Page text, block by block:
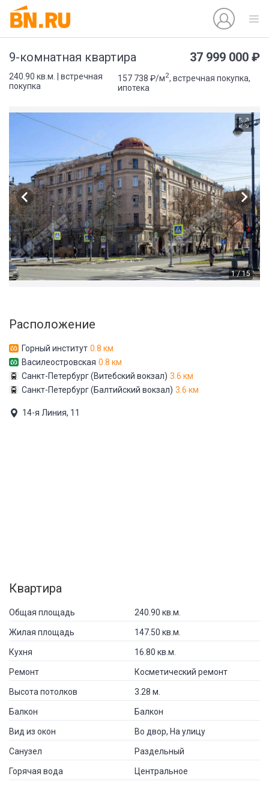
9-комнатная квартира 37 999 000 ₽
240.90 кв.м. | встречная
покупка
157 738 ₽/м2, встречная покупка,
ипотека
1 / 15
Расположение
Горный институт 0.8 км
Василеостровская 0.8 км
Санкт-Петербург (Витебский вокзал) 3.6 км
Санкт-Петербург (Балтийский вокзал) 3.6 км
14-я Линия, 11
Квартира
Общая площадь 240.90 кв.м.
Жилая площадь 147.50 кв.м.
Кухня 16.80 кв.м.
Ремонт Косметический ремонт
Высота потолков 3.28 м.
Балкон Балкон
Вид из окон Во двор, На улицу
Санузел Раздельный
Горячая вода Центральное